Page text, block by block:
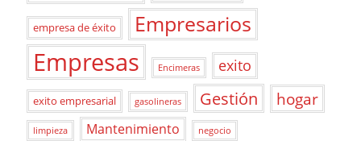
empresa de éxito Empresarios
Empresas Encimeras exito
exito empresarial gasolineras Gestión hogar
limpieza Mantenimiento negocio